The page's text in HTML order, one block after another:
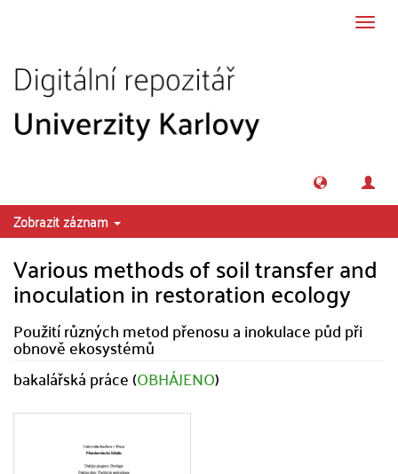
Zobrazit záznam
Various methods of soil transfer and
inoculation in restoration ecology
Použití různých metod přenosu a inokulace půd při
obnově ekosystémů
bakalářská práce (OBHÁJENO)